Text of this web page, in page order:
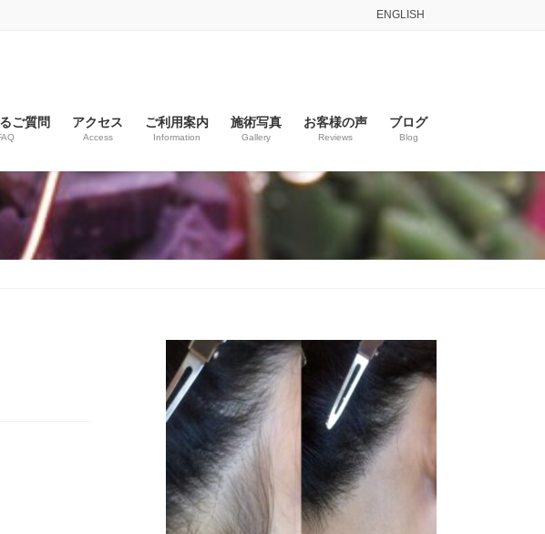
ENGLISH
ご質問 アクセス
Access
ご利用案内
Information
施術写真
Gallery
お客様の声
Reviews
ブログ
Blog